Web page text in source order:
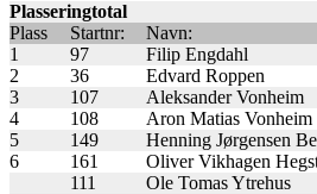
Plasseringtotal
Plass
Startnr: Navn:
1
97 Filip Engdahl
2
36 Edvard Roppen
3
107 Aleksander Vonheim
4
108 Aron Matias Vonheim
5
149 Henning Jørgensen
6
161 Oliver Vikhagen
111
Ole Tomas Ytrehus